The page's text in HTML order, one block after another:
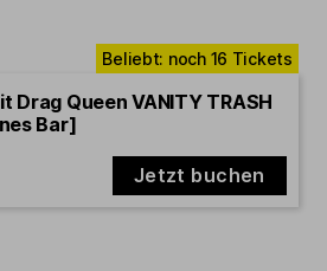
Drag Queen VANITY TRASH
Bar]
Jetzt buchen